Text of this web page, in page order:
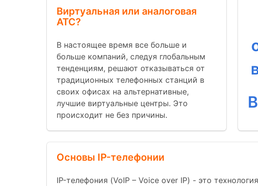
Виртуальная или аналоговая
АТС?
В настоящее время все больше и
больше компаний, следуя глобальным
тенденциям, решают отказываться от
традиционных телефонных станций в
своих офисах на альтернативные,
лучшие виртуальные центры. Это
происходит не без причины.
Основы IP-телефонии
IP-телефония (VoIP – Voice over IP) - это